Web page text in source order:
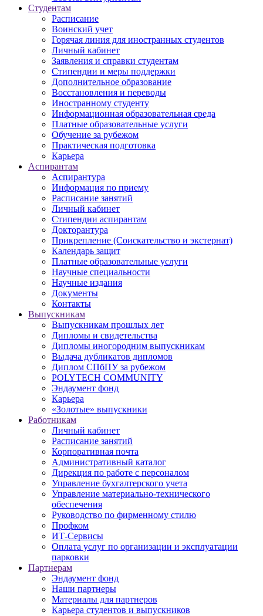
Студентам
Расписание
Воинский учет
Горячая линия для иностранных студентов
Личный кабинет
Заявления и справки студентам
Стипендии и меры поддержки
Дополнительное образование
Восстановления и переводы
Иностранному студенту
Информационная образовательная среда
Платные образовательные услуги
Обучение за рубежом
Практическая подготовка
Карьера
Аспирантам
Аспирантура
Информация по приему
Расписание занятий
Личный кабинет
Стипендии аспирантам
Докторантура
Прикрепление (Соискательство и экстернат)
Календарь защит
Платные образовательные услуги
Научные специальности
Научные издания
Документы
Контакты
Выпускникам
Выпускникам прошлых лет
Дипломы и свидетельства
Дипломы иногородним выпускникам
Выдача дубликатов дипломов
Диплом СПбПУ за рубежом
POLYTECH COMMUNITY
Эндаумент фонд
Карьера
«Золотые» выпускники
Работникам
Личный кабинет
Расписание занятий
Корпоративная почта
Административный каталог
Дирекция по работе с персоналом
Управление бухгалтерского учета
Управление материально-технического
обеспечения
Руководство по фирменному стилю
Профком
ИТ-Сервисы
Оплата услуг по организации и эксплуатации
парковки
Партнерам
Эндаумент фонд
Наши партнеры
Материалы для партнеров
Карьера студентов и выпускников